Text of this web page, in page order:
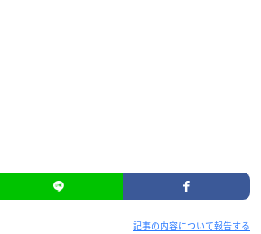
記事の内容について報告する